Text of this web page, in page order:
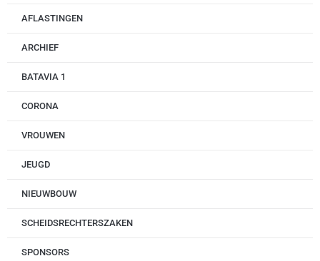
AFLASTINGEN
ARCHIEF
BATAVIA 1
CORONA
VROUWEN
JEUGD
NIEUWBOUW
SCHEIDSRECHTERSZAKEN
SPONSORS